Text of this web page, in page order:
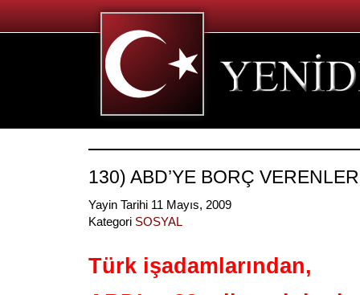
130) ABD’YE BORÇ
Yayin Tarihi 11 Mayıs, 2009
Kategori SOSYAL
Türk işadamlarından,